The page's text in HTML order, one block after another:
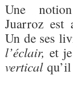
Une
Juarroz est
Un de ses
l’éclair, et
vertical